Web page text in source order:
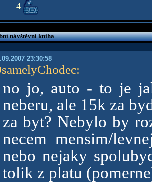
4
návštěvní kniha
23:30:58
:
no jo, auto - to je
neberu, ale 15k za
za byt? Nebylo by
necem mensim/
nebo nejaky
tolik z platu